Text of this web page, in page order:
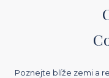
Poznejte blíže zemi a